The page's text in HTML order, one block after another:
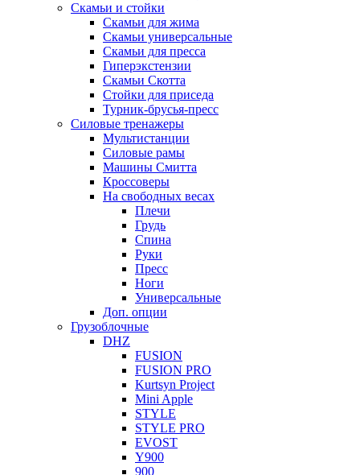
Скамьи и стойки
Скамьи для жима
Скамьи универсальные
Скамьи для пресса
Гиперэкстензии
Скамьи Скотта
Стойки для приседа
Турник-брусья-пресс
Силовые тренажеры
Мультистанции
Силовые рамы
Машины Смитта
Кроссоверы
На свободных весах
Плечи
Грудь
Спина
Руки
Пресс
Ноги
Универсальные
Доп. опции
Грузоблочные
DHZ
FUSION
FUSION PRO
Kurtsyn Project
Mini Apple
STYLE
STYLE PRO
EVOST
Y900
900